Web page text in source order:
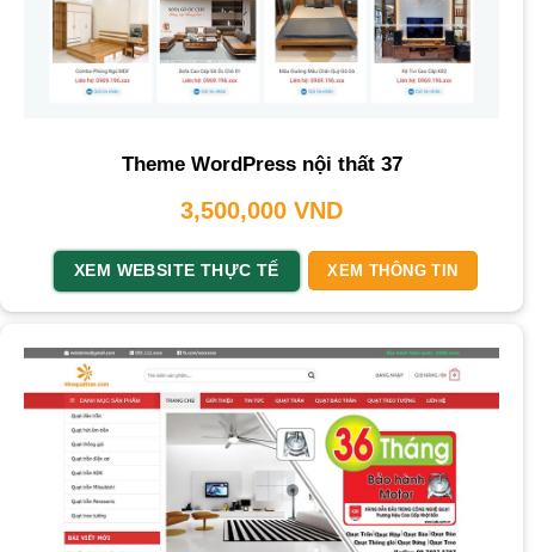
Theme WordPress nội thất 37
3,500,000 VND
XEM WEBSITE THỰC TẾ XEM THÔNG TIN